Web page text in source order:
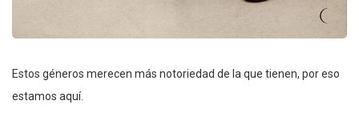
Estos géneros merecen más notoriedad de la que tienen, por eso
estamos aquí.